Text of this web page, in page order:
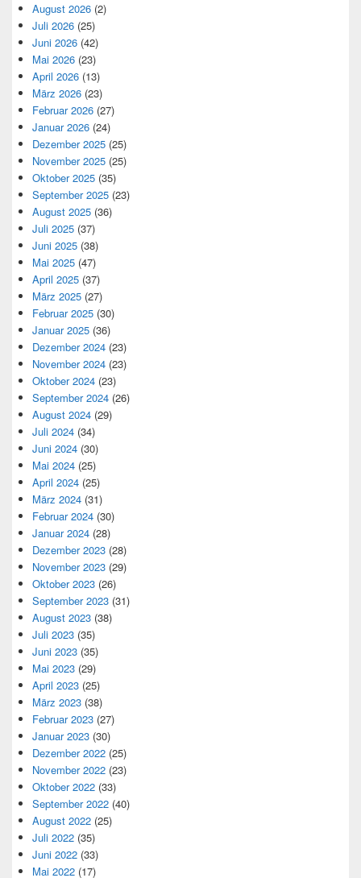
August 2026 (2)
Juli 2026 (25)
Juni 2026 (42)
Mai 2026 (23)
April 2026 (13)
März 2026 (23)
Februar 2026 (27)
Januar 2026 (24)
Dezember 2025 (25)
November 2025 (25)
Oktober 2025 (35)
September 2025 (23)
August 2025 (36)
Juli 2025 (37)
Juni 2025 (38)
Mai 2025 (47)
April 2025 (37)
März 2025 (27)
Februar 2025 (30)
Januar 2025 (36)
Dezember 2024 (23)
November 2024 (23)
Oktober 2024 (23)
September 2024 (26)
August 2024 (29)
Juli 2024 (34)
Juni 2024 (30)
Mai 2024 (25)
April 2024 (25)
März 2024 (31)
Februar 2024 (30)
Januar 2024 (28)
Dezember 2023 (28)
November 2023 (29)
Oktober 2023 (26)
September 2023 (31)
August 2023 (38)
Juli 2023 (35)
Juni 2023 (35)
Mai 2023 (29)
April 2023 (25)
März 2023 (38)
Februar 2023 (27)
Januar 2023 (30)
Dezember 2022 (25)
November 2022 (23)
Oktober 2022 (33)
September 2022 (40)
August 2022 (25)
Juli 2022 (35)
Juni 2022 (33)
Mai 2022 (17)